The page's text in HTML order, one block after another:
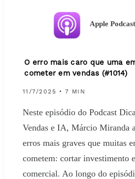
Apple
O erro mais caro que uma
cometer em vendas (#1014)
11/7/2025 • 7 MIN
Neste episódio do Podcast
Vendas e IA, Márcio Miranda
erros mais graves que muitas
cometem: cortar investimento
comercial. Ao longo do